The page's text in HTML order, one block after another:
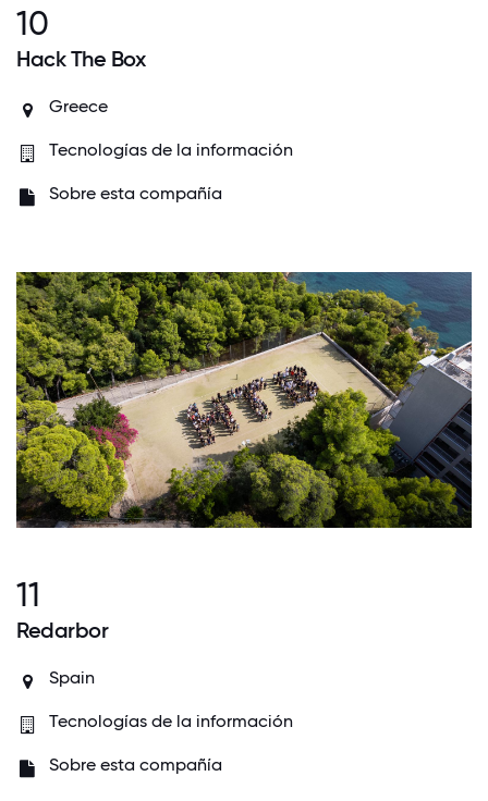
10
Hack The Box
Greece
Tecnologías de la información
Sobre esta compañía
11
Redarbor
Spain
Tecnologías de la información
Sobre esta compañía